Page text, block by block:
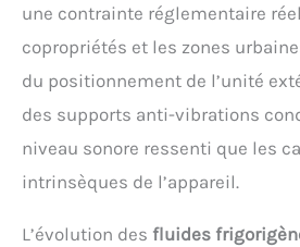
une contrainte réglementaire
copropriétés et les zones
du positionnement de l’unité
des supports anti-vibrations
niveau sonore ressenti que les
intrinsèques de l’appareil.
L’évolution des fluides